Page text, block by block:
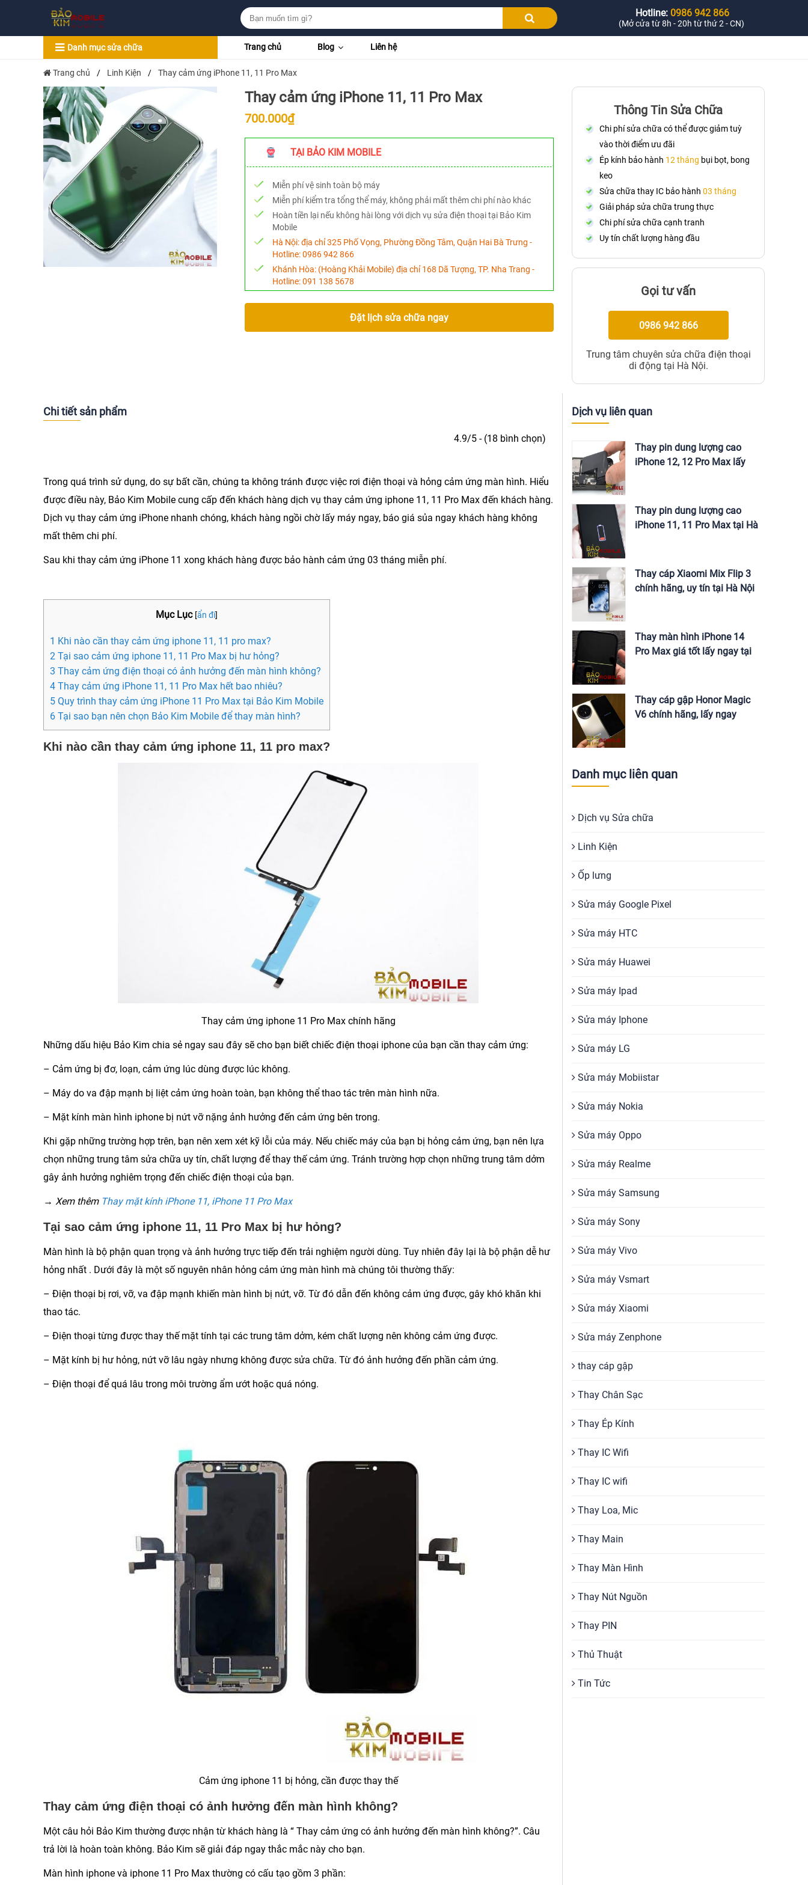
Hotline: 0986 942 866
(Mở cửa từ 8h - 20h từ thứ 2 - CN)
Danh mục sửa chữa Trang chủ Blog Liên hệ
Trang chủ / Linh Kiện / Thay cảm ứng iPhone 11, 11 Pro Max
Thay cảm ứng iPhone 11, 11 Pro Max
700.000₫
TẠI BẢO KIM MOBILE
Miễn phí vệ sinh toàn bộ máy
Miễn phí kiểm tra tổng thể máy, không phải mất thêm chi phí nào khác
Hoàn tiền lại nếu không hài lòng với dịch vụ sửa điện thoại tại Bảo Kim
Mobile
Hà Nội:địa chỉ 325 Phố Vọng, Phường Đồng Tâm, Quận Hai Bà Trưng -
Hotline:0986 942 866
Khánh Hòa:(Hoàng Khải Mobile) địa chỉ 168 Dã Tượng, TP. Nha Trang -
Hotline:091 138 5678
Đặt lịch sửa chữa ngay
Thông Tin Sửa Chữa
Chi phí sửa chữa có thể được giảm tuỳ
vào thời điểm ưu đãi
Ép kính bảo hành 12 tháng bụi bọt, bong
keo
Sửa chữa thay IC bảo hành 03 tháng
Giải pháp sửa chữa trung thực
Chi phí sửa chữa cạnh tranh
Uy tín chất lượng hàng đầu
Gọi tư vấn
0986 942 866
Trung tâm chuyên sửa chữa điện thoại
di động tại Hà Nội.
Chi tiết sản phẩm
4.9/5 - (18 bình chọn)
Trong quá trình sử dụng, do sự bất cần, chúng ta không tránh được việc rơi điện thoại và hỏng cảm ứng màn hình. Hiểu
được điều này, Bảo Kim Mobile cung cấp đến khách hàng dịch vụ thay cảm ứng iphone 11, 11 Pro Max đến khách hàng.
Dịch vụ thay cảm ứng iPhone nhanh chóng, khách hàng ngồi chờ lấy máy ngay, báo giá sủa ngay khách hàng không
mất thêm chi phí.
Sau khi thay cảm ứng iPhone 11 xong khách hàng được bảo hành cảm ứng 03 tháng miễn phí.
Mục Lục [ẩn đi]
1 Khi nào cần thay cảm ứng iphone 11, 11 pro max?
2 Tại sao cảm ứng iphone 11, 11 Pro Max bị hư hỏng?
3 Thay cảm ứng điện thoại có ảnh hưởng đến màn hình không?
4 Thay cảm ứng iPhone 11, 11 Pro Max hết bao nhiêu?
5 Quy trình thay cảm ứng iPhone 11 Pro Max tại Bảo Kim Mobile
6 Tại sao bạn nên chọn Bảo Kim Mobile để thay màn hình?
Khi nào cần thay cảm ứng iphone 11, 11 pro max?
Thay cảm ứng iphone 11 Pro Max chính hãng
Những dấu hiệu Bảo Kim chia sẻ ngay sau đây sẽ cho bạn biết chiếc điện thoại iphone của bạn cần thay cảm ứng:
– Cảm ứng bị đơ, loạn, cảm ứng lúc dùng được lúc không.
– Máy do va đập mạnh bị liệt cảm ứng hoàn toàn, bạn không thể thao tác trên màn hình nữa.
– Mặt kính màn hình iphone bị nứt vỡ nặng ảnh hưởng đến cảm ứng bên trong.
Khi gặp những trường hợp trên, bạn nên xem xét kỹ lỗi của máy. Nếu chiếc máy của bạn bị hỏng cảm ứng, bạn nên lựa
chọn những trung tâm sửa chữa uy tín, chất lượng để thay thế cảm ứng. Tránh trường hợp chọn những trung tâm dởm
gây ảnh hưởng nghiêm trọng đến chiếc điện thoại của bạn.
→ Xem thêm Thay mặt kính iPhone 11, iPhone 11 Pro Max
Tại sao cảm ứng iphone 11, 11 Pro Max bị hư hỏng?
Màn hình là bộ phận quan trọng và ảnh hưởng trực tiếp đến trải nghiệm người dùng. Tuy nhiên đây lại là bộ phận dễ hư
hỏng nhất . Dưới đây là một số nguyên nhân hỏng cảm ứng màn hình mà chúng tôi thường thấy:
– Điện thoại bị rơi, vỡ, va đập mạnh khiến màn hình bị nứt, vỡ. Từ đó dẫn đến không cảm ứng được, gây khó khăn khi
thao tác.
– Điện thoại từng được thay thế mặt tính tại các trung tâm dởm, kém chất lượng nên không cảm ứng được.
– Mặt kính bị hư hỏng, nứt vỡ lâu ngày nhưng không được sửa chữa. Từ đó ảnh hưởng đến phần cảm ứng.
– Điện thoại để quá lâu trong môi trường ẩm ướt hoặc quá nóng.
Cảm ứng iphone 11 bị hỏng, cần được thay thế
Thay cảm ứng điện thoại có ảnh hưởng đến màn hình không?
Một câu hỏi Bảo Kim thường được nhận từ khách hàng là “ Thay cảm ứng có ảnh hưởng đến màn hình không?”. Câu
trả lời là hoàn toàn không. Bảo Kim sẽ giải đáp ngay thắc mắc này cho bạn.
Màn hình iphone và iphone 11 Pro Max thường có cấu tạo gồm 3 phần:
Dịch vụ liên quan
Thay pin dung lượng cao
iPhone 12, 12 Pro Max lấy
Thay pin dung lượng cao
iPhone 11, 11 Pro Max tại Hà
Thay cáp Xiaomi Mix Flip 3
chính hãng, uy tín tại Hà Nội
Thay màn hình iPhone 14
Pro Max giá tốt lấy ngay tại
Thay cáp gập Honor Magic
V6 chính hãng, lấy ngay
Danh mục liên quan
Dịch vụ Sửa chữa
Linh Kiện
Ốp lưng
Sửa máy Google Pixel
Sửa máy HTC
Sửa máy Huawei
Sửa máy Ipad
Sửa máy Iphone
Sửa máy LG
Sửa máy Mobiistar
Sửa máy Nokia
Sửa máy Oppo
Sửa máy Realme
Sửa máy Samsung
Sửa máy Sony
Sửa máy Vivo
Sửa máy Vsmart
Sửa máy Xiaomi
Sửa máy Zenphone
thay cáp gập
Thay Chân Sạc
Thay Ép Kính
Thay IC Wifi
Thay IC wifi
Thay Loa, Mic
Thay Main
Thay Màn Hình
Thay Nút Nguồn
Thay PIN
Thủ Thuật
Tin Tức